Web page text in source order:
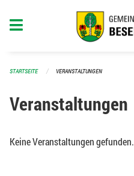
STARTSEITE VERANSTALTUNGEN
Veranstaltungen
Keine Veranstaltungen gefunden.